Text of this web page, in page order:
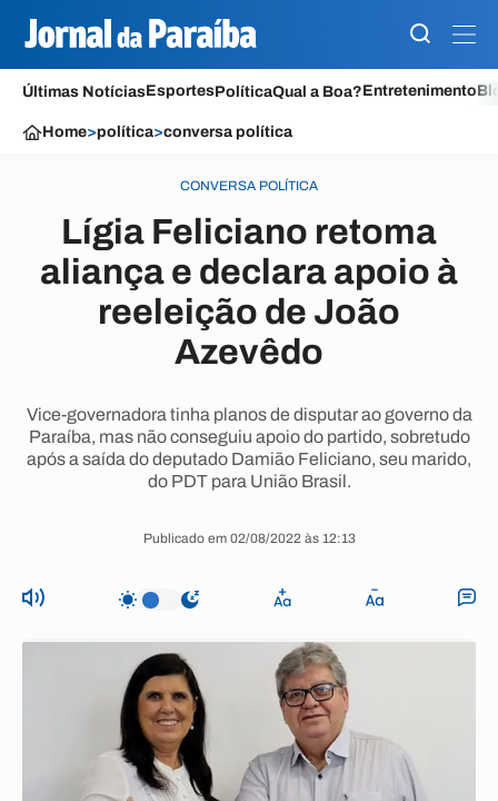
Últimas NotíciasEsportesPolíticaQual a Boa?Entretenimento
Home>política>conversa política
CONVERSA POLÍTICA
Lígia Feliciano retoma
aliança e declara apoio à
reeleição de João
Azevêdo
Vice-governadora tinha planos de disputar ao governo da
Paraíba, mas não conseguiu apoio do partido, sobretudo
após a saída do deputado Damião Feliciano, seu marido,
do PDT para União Brasil.
Publicado em 02/08/2022 às 12:13